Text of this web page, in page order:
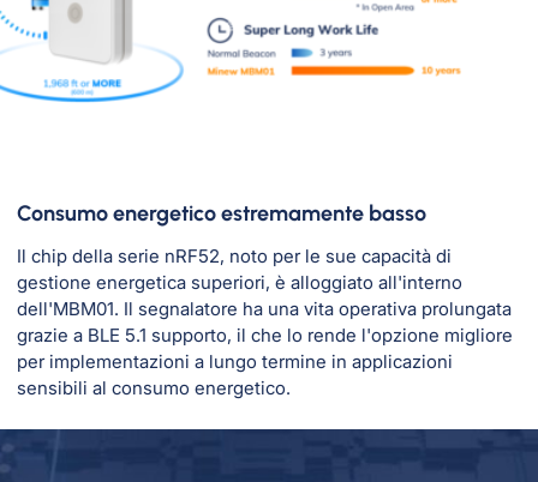
Consumo energetico estremamente basso
Il chip della serie nRF52, noto per le sue capacità di
gestione energetica superiori, è alloggiato all'interno
dell'MBM01. Il segnalatore ha una vita operativa prolungata
grazie a BLE 5.1 supporto, il che lo rende l'opzione migliore
per implementazioni a lungo termine in applicazioni
sensibili al consumo energetico.